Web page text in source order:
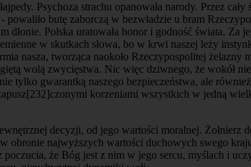
Psychoza strachu opanowała narody. Przez cały
butę zaborczą w bezwładzie u bram
Polska uratowała honor i godność świata. Za
w skutkach słowa, bo w krwi naszej leży
nasza, tworząca naokoło Rzeczypospolitej żelazny
wolą zwycięstwa. Nic więc dziwnego, że wokół
tylko gwarantką naszego bezpieczeństwa, ale
[232]czonymi korzeniami wszystkich w jedną
decyzji, od jego wartości moralnej. Żołnierz
obronie najwyższych wartości duchowych swego
że Bóg jest z nim w jego sercu, myślach i